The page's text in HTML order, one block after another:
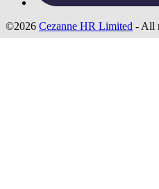
©2026 Cezanne HR Limited - All